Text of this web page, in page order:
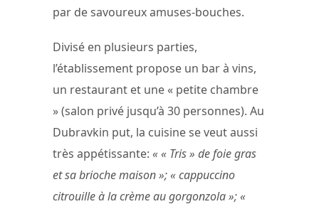
par de savoureux amuses-bouches.
Divisé en plusieurs parties,
l’établissement propose un bar à vins,
un restaurant et une « petite chambre
» (salon privé jusqu’à 30 personnes). Au
Dubravkin put, la cuisine se veut aussi
très appétissante: « « Tris » de foie gras
et sa brioche maison »; « cappuccino
citrouille à la crème au gorgonzola »; «